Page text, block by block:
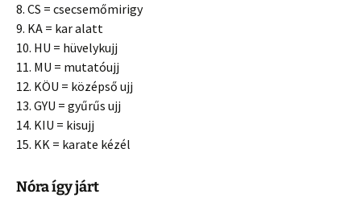
8. CS = csecsemőmirigy
9. KA = kar alatt
10. HU = hüvelykujj
11. MU = mutatóujj
12. KÖU = középső ujj
13. GYU = gyűrűs ujj
14. KIU = kisujj
15. KK = karate kézél
Nóra így járt